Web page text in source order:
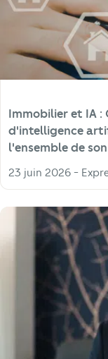
Immobilier et IA
d'intelligence
l'ensemble de
23 juin 2026 -